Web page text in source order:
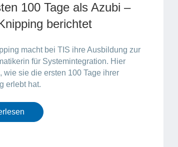
100 Tage als Azubi –
berichtet
macht bei TIS ihre Ausbildung zur
für Systemintegration. Hier
wie sie die ersten 100 Tage ihrer
erlebt hat.